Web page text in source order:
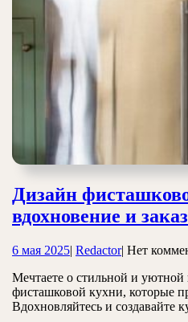
Дизайн
вдохновение и
6 мая 20256
2025
| RedactorRedactor
| Нет
Мечтаете о стильной и уютной
фисташковой кухни, которые
Вдохновляйтесь и создавайте